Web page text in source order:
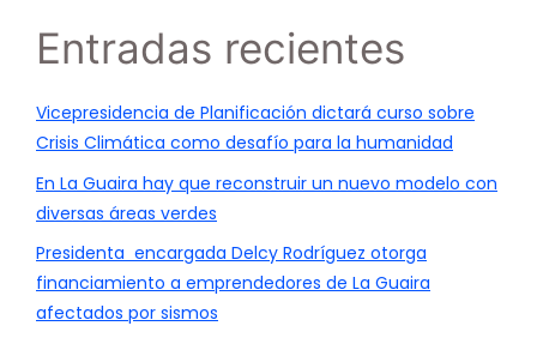
Entradas recientes
Vicepresidencia de Planificación dictará curso sobre
Crisis Climática como desafío para la humanidad
En La Guaira hay que reconstruir un nuevo modelo con
diversas áreas verdes
Presidenta encargada Delcy Rodríguez otorga
financiamiento a emprendedores de La Guaira
afectados por sismos